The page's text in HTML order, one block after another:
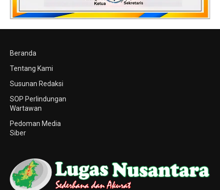
Beranda
Tentang Kami
Susunan Redaksi
SOP Perlindungan
Wartawan
Pedoman Media
Siber